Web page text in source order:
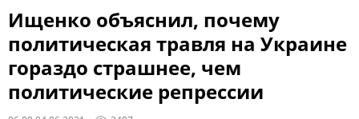
Ищенко объяснил, почему
политическая травля на Украине
гораздо страшнее, чем
политические репрессии